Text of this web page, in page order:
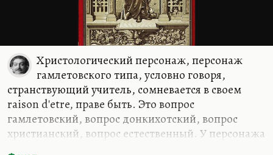
Христологический персонаж, персонаж
гамлетовского типа, условно говоря,
странствующий учитель, сомневается в своем
raison d'etre, праве быть. Это вопрос
гамлетовский, вопрос донкихотский, вопрос
христианский, вопрос естественный. У персонажа